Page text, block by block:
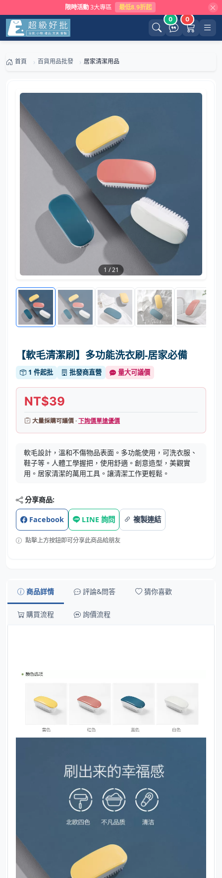
限時活動 3大專區 最低8.9折起
0 0
首頁 百貨用品批發 居家清潔用品
1 /21
【軟毛清潔刷】多功能洗衣刷-居家必備
1 件起批 批發商直營 量大可議價
NT$39
大量採購可議價 ·下詢價單搶優價
軟毛設計，溫和不傷物品表面。多功能使用，可洗衣服、
鞋子等。人體工學握把，使用舒適。創意造型，美觀實
用。居家清潔的萬用工具。讓清潔工作更輕鬆。
分享商品:
Facebook LINE 詢問 複製連結
點擊上方按鈕即可分享此商品給朋友
商品詳情 評論&問答 猜你喜歡
購買流程 詢價流程